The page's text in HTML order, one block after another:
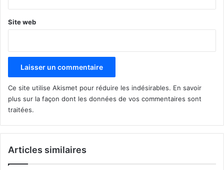
Site web
Ce site utilise Akismet pour réduire les indésirables. En savoir
plus sur la façon dont les données de vos commentaires sont
traitées.
Articles similaires